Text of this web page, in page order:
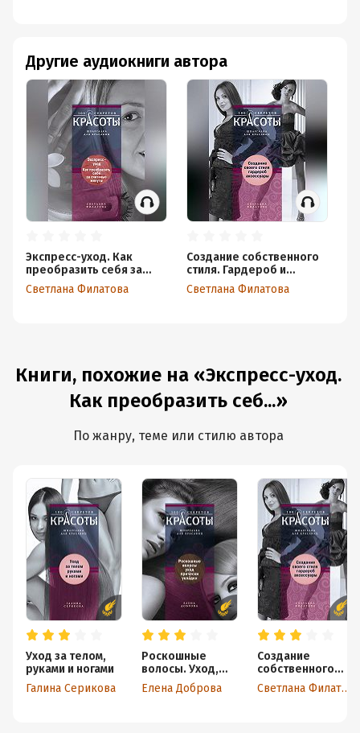
Другие аудиокниги автора
Экспресс-уход. Как
преобразить себя за
считаные минуты
Светлана Филатова
Создание собственного
стиля. Гардероб и
аксессуары
Светлана Филатова
Книги, похожие на «Экспресс-уход.
Как преобразить себ...»
По жанру, теме или стилю автора
Уход за телом,
руками и ногами
Галина Серикова
Роскошные
волосы. Уход,
прически,
укладки
Елена Доброва
Создание
собственного
стиля. Гардероб
и аксессуары
Светлана Филатова